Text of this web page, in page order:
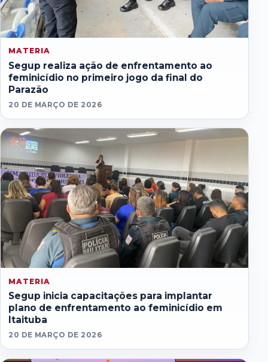
MATERIA
Segup realiza ação de enfrentamento ao
feminicídio no primeiro jogo da final do
Parazão
20 DE MARÇO DE 2026
MATERIA
Segup inicia capacitações para implantar
plano de enfrentamento ao feminicídio em
Itaituba
20 DE MARÇO DE 2026